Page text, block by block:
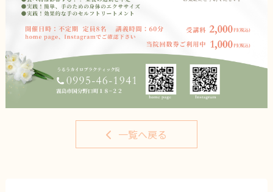
一覧へ戻る